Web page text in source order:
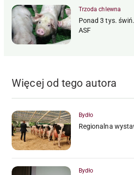
Trzoda chlewna
Ponad 3 tys.
ASF
Więcej od tego autora
Bydło
Regionalna
Bydło